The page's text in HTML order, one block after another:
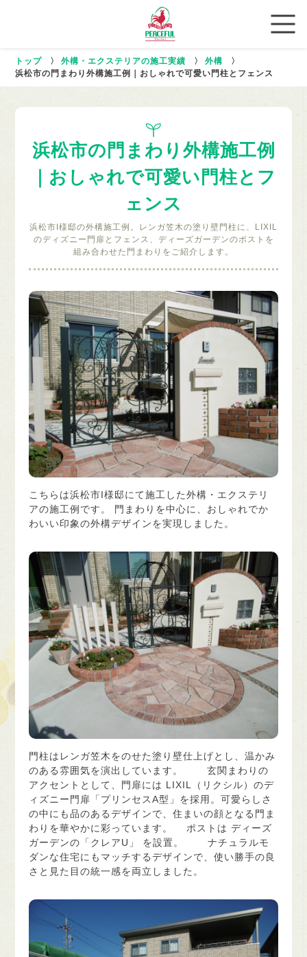
トップ 〉 外構・エクステリアの施工実績 〉 外構
〉
浜松市の門まわり外構施工例｜おしゃれで可愛い門柱とフェンス
浜松市の門まわり外構施工例
｜おしゃれで可愛い門柱とフ
ェンス
浜松市I様邸の外構施工例。レンガ笠木の塗り壁門柱に、LIXIL
のディズニー門扉とフェンス、ディーズガーデンのポストを
組み合わせた門まわりをご紹介します。
こちらは浜松市I様邸にて施工した外構・エクステリ
アの施工例です。 門まわりを中心に、おしゃれでか
わいい印象の外構デザインを実現しました。
門柱はレンガ笠木をのせた塗り壁仕上げとし、温かみ
のある雰囲気を演出しています。 玄関まわりの
アクセントとして、門扉には LIXIL（リクシル）のデ
ィズニー門扉「プリンセスA型」を採用。可愛らしさ
の中にも品のあるデザインで、住まいの顔となる門ま
わりを華やかに彩っています。 ポストは ディーズ
ガーデンの「クレアU」 を設置。 ナチュラルモ
ダンな住宅にもマッチするデザインで、使い勝手の良
さと見た目の統一感を両立しました。